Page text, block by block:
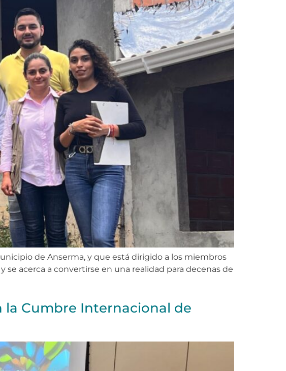
de Anserma, y que está dirigido a los miembros
se acerca a convertirse en una realidad para decenas de
Cumbre Internacional de